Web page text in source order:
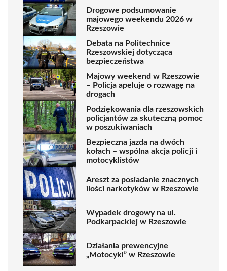
Drogowe podsumowanie
majowego weekendu 2026 w
Rzeszowie
Debata na Politechnice
Rzeszowskiej dotycząca
bezpieczeństwa
Majowy weekend w Rzeszowie
– Policja apeluje o rozwagę na
drogach
Podziękowania dla rzeszowskich
policjantów za skuteczną pomoc
w poszukiwaniach
Bezpieczna jazda na dwóch
kołach – wspólna akcja policji i
motocyklistów
Areszt za posiadanie znacznych
ilości narkotyków w Rzeszowie
Wypadek drogowy na ul.
Podkarpackiej w Rzeszowie
Działania prewencyjne
„Motocykl” w Rzeszowie